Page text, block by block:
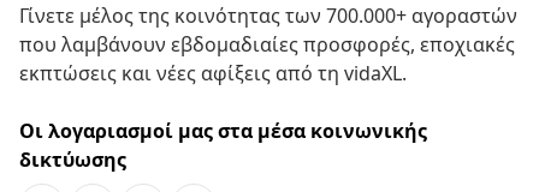
Γίνετε μέλος της κοινότητας των 700.000+ αγοραστών
που λαμβάνουν εβδομαδιαίες προσφορές, εποχιακές
εκπτώσεις και νέες αφίξεις από τη vidaXL.
Οι λογαριασμοί μας στα μέσα κοινωνικής
δικτύωσης